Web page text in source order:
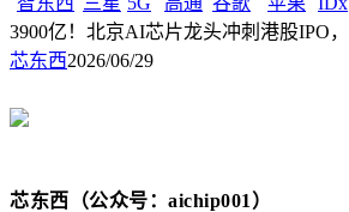
3900亿！北京AI芯片龙头冲刺港股IPO
芯东西2026/06/29
芯东西（公众号：aichip001）